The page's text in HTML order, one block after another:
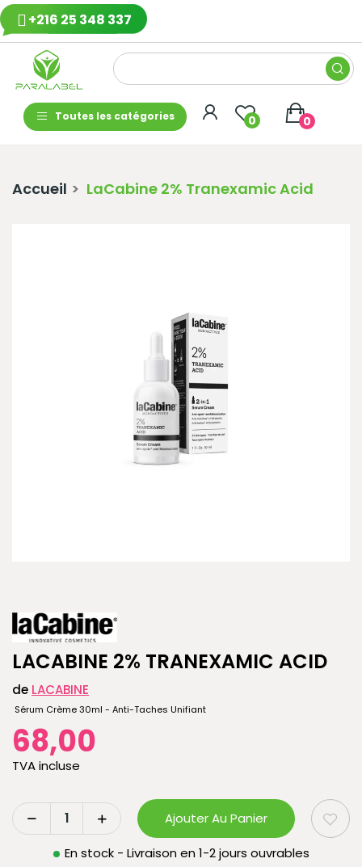
+216 25 348 337
Toutes les catégories 0 0
Accueil LaCabine 2% Tranexamic Acid
LACABINE 2% TRANEXAMIC ACID
de LACABINE
Sérum Crème 30ml - Anti-Taches Unifiant
68,00
TVA incluse
Ajouter Au Panier
En stock - Livraison en 1-2 jours ouvrables